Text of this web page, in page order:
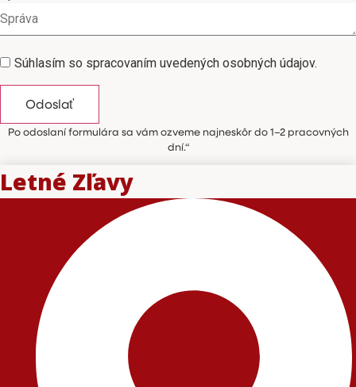
Súhlasím so spracovaním uvedených osobných údajov.
Odoslať
Po odoslaní formulára sa vám ozveme najneskôr do 1–2 pracovných
dní.“
Letné Zľavy